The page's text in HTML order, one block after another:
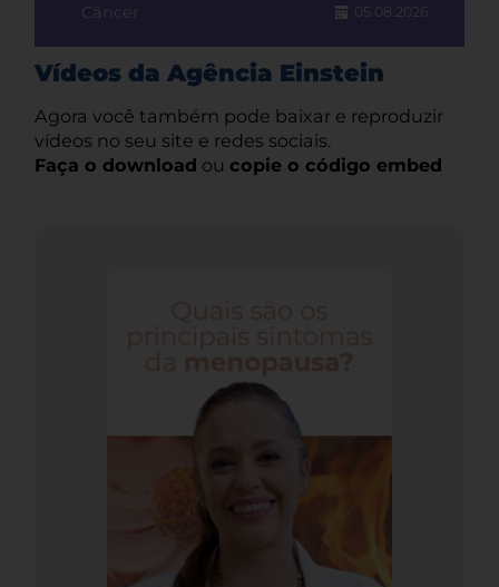
Câncer 05.08.2026
Vídeos da Agência Einstein
Agora você também pode baixar e reproduzir
vídeos no seu site e redes sociais.
Faça o download ou copie o código embed